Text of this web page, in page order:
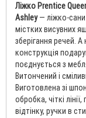
Ліжко Prentice
Ashley— ліжко-
містких висувних
зберігання речей. А
конструкція
поєднується з
Витончений і
Виготовлена ​​зі
обробка, чіткі
відтінку, ручки в